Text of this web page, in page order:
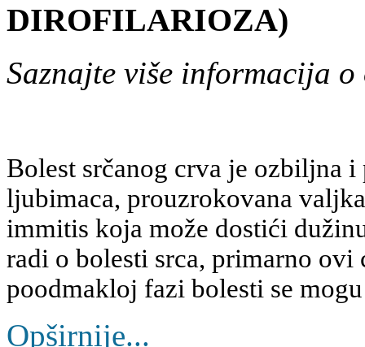
DIROFILARIOZA)
Saznajte više informacija
Bolest srčanog crva je ozbiljna
ljubimaca, prouzrokovana
immitis koja može dostići
radi o bolesti srca, primarno
poodmakloj fazi bolesti se
Opširnije...